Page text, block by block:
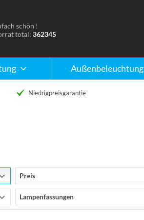
Außenbeleuchtung
schön !
total: 362345
Niedrigpreisgarantie
Preis
Lampenfassungen